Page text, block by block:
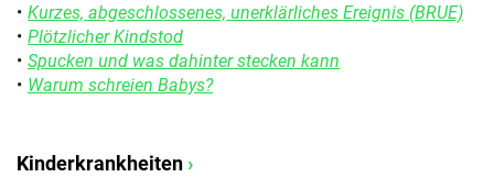
Kurzes, abgeschlossenes, unerklärliches Ereignis (BRUE)
Plötzlicher Kindstod
Spucken und was dahinter stecken kann
Warum schreien Babys?
Kinderkrankheiten ›